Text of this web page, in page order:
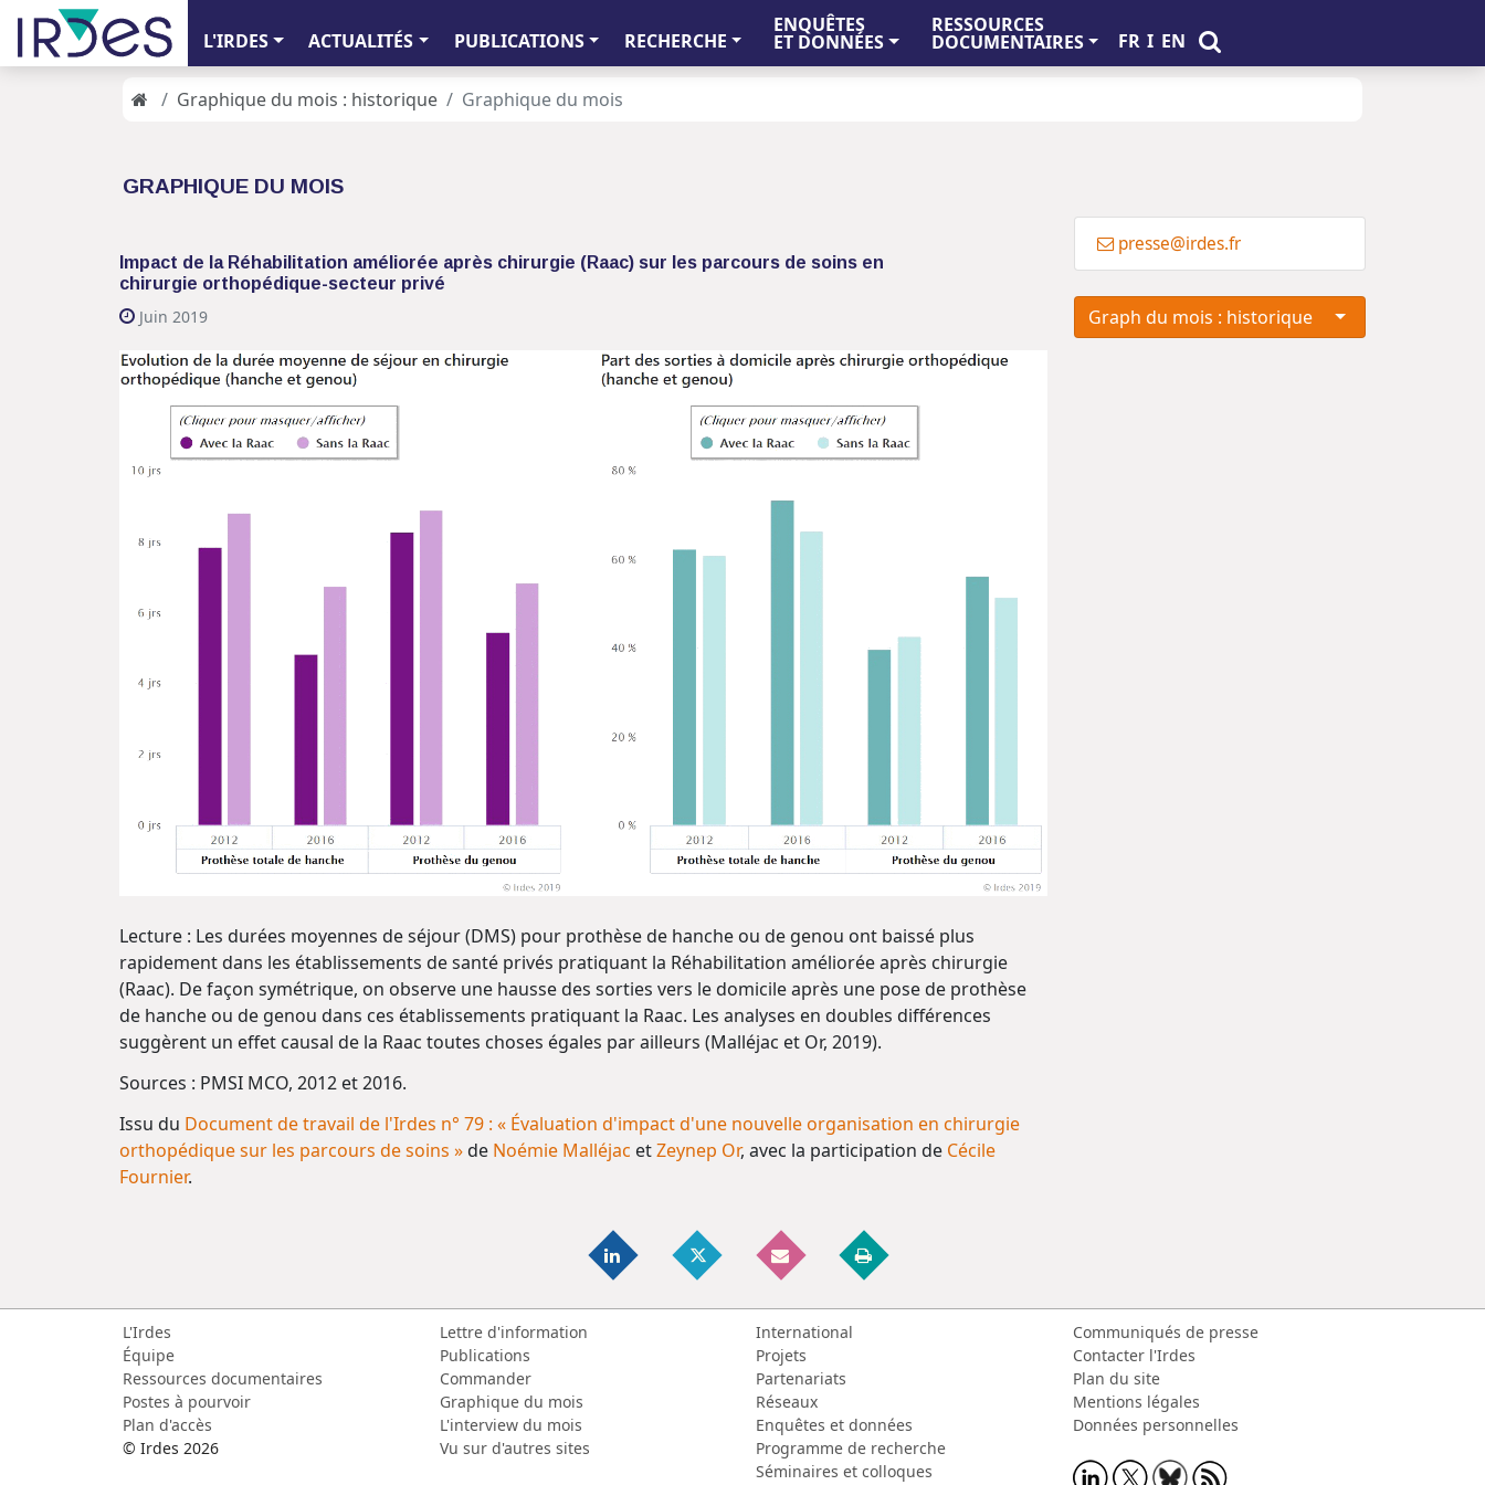
L'IRDES ACTUALITÉS PUBLICATIONS RECHERCHE
ENQUÊTES
ET DONNÉES
RESSOURCES
DOCUMENTAIRES FR I EN
Graphique du mois : historique Graphique du mois
GRAPHIQUE DU MOIS
Impact de la Réhabilitation améliorée après chirurgie (Raac) sur les parcours de soins en
chirurgie orthopédique-secteur privé
Juin 2019
presse@irdes.fr
Graph du mois : historique
Lecture : Les durées moyennes de séjour (DMS) pour prothèse de hanche ou de genou ont baissé plus
rapidement dans les établissements de santé privés pratiquant la Réhabilitation améliorée après chirurgie
(Raac). De façon symétrique, on observe une hausse des sorties vers le domicile après une pose de prothèse
de hanche ou de genou dans ces établissements pratiquant la Raac. Les analyses en doubles différences
suggèrent un effet causal de la Raac toutes choses égales par ailleurs (Malléjac et Or, 2019).
Sources : PMSI MCO, 2012 et 2016.
Issu du Document de travail de l'Irdes n° 79 : « Évaluation d'impact d'une nouvelle organisation en chirurgie
orthopédique sur les parcours de soins »de Noémie Malléjac etZeynep Or, avec la participation de Cécile
Fournier.
L'Irdes
Équipe
Ressources documentaires
Postes à pourvoir
Plan d'accès
© Irdes 2026
Lettre d'information
Publications
Commander
Graphique du mois
L'interview du mois
Vu sur d'autres sites
International
Projets
Partenariats
Réseaux
Enquêtes et données
Programme de recherche
Séminaires et colloques
Communiqués de presse
Contacter l'Irdes
Plan du site
Mentions légales
Données personnelles